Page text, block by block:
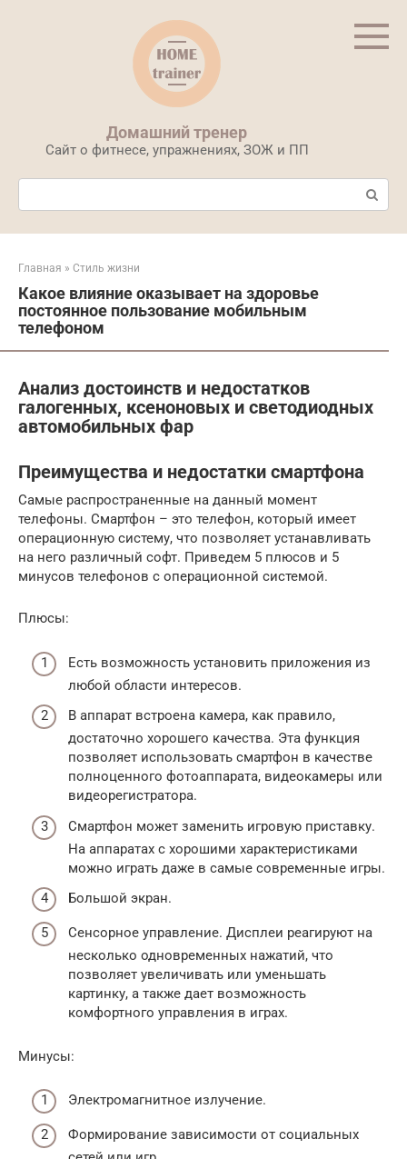
Домашний тренер
Сайт о фитнесе, упражнениях, ЗОЖ и ПП
Поиск:
Главная » Стиль жизни
Какое влияние оказывает на здоровье
постоянное пользование мобильным
телефоном
Анализ достоинств и недостатков
галогенных, ксеноновых и светодиодных
автомобильных фар
Преимущества и недостатки смартфона
Самые распространенные на данный момент
телефоны. Смартфон – это телефон, который имеет
операционную систему, что позволяет устанавливать
на него различный софт. Приведем 5 плюсов и 5
минусов телефонов с операционной системой.
Плюсы:
Есть возможность установить приложения из
любой области интересов.
В аппарат встроена камера, как правило,
достаточно хорошего качества. Эта функция
позволяет использовать смартфон в качестве
полноценного фотоаппарата, видеокамеры или
видеорегистратора.
Смартфон может заменить игровую приставку.
На аппаратах с хорошими характеристиками
можно играть даже в самые современные игры.
Большой экран.
Сенсорное управление. Дисплеи реагируют на
несколько одновременных нажатий, что
позволяет увеличивать или уменьшать
картинку, а также дает возможность
комфортного управления в играх.
Минусы:
Электромагнитное излучение.
Формирование зависимости от социальных